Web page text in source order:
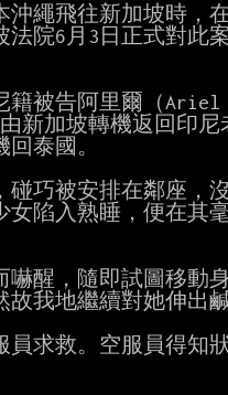
沖繩飛往新加坡時，
院6月3日正式對此
籍被告阿里爾（
新加坡轉機返回印
泰國。
巧被安排在鄰座，
陷入熟睡，便在其
醒，隨即試圖移動
故我地繼續對她伸出
求救。空服員得知